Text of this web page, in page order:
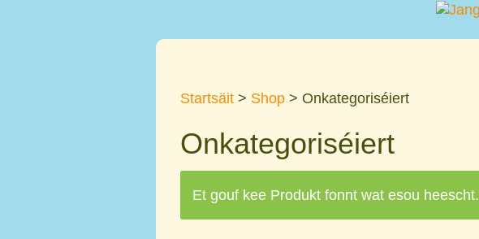
Startsäit > Shop > Onkategoriséiert
Onkategoriséiert
Et gouf kee Produkt fonnt wat esou heescht.